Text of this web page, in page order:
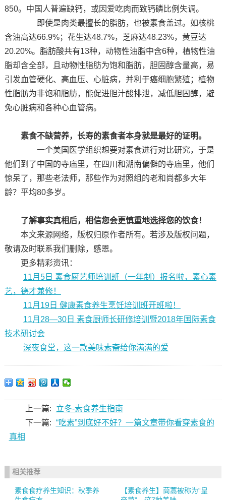
850。中国人普遍缺钙，或因爱吃肉而致钙磷比例失调。
即使是肉类最擅长的脂肪，也被素食盖过。如核桃
含油高达66.9%；花生达48.7%，芝麻达48.23%，黄豆达
20.20%。脂肪酸共有13种，动物性油脂中含6种，植物性油
脂却含全部，且动物性脂肪为饱和脂肪，胆固醇含量高，易
引发血管硬化、高血压、心脏病，并利于癌细胞繁殖；植物
性脂肪为非饱和脂肪，能促进胆汁酸排泄，减低胆固醇，避
免心脏病和各种心血管病。
素食不缺营养，长寿的素食者本身就是最好的证明。
一个美国医学组织想要对素食进行对比研究，于是
他们到了中国的寺庙里，在四川和湖南偏僻的寺庙里，他们
惊呆了，那些老法师，那些作为对照组的老和尚都多大年
龄？平均80多岁。
了解事实真相后，相信您会更慎重地选择您的饮食！
本文来源网络，版权归原作者所有。若涉及版权问题，
敬请及时联系我们删除，感恩。
更多精彩资讯：
11月5日 素食厨艺师培训班（一年制）报名啦，素心素
艺，德才兼修！
11月19日 健康素食养生烹饪培训班开班啦！
11月28—30日 素食厨师长研修培训暨2018年国际素食
技术研讨会
深夜食堂，这一款美味素斋给你满满的爱
上一篇:
立冬-素食养生指南
下一篇: “吃素”到底好不好？一篇文章带你看穿素食的
真相
相关推荐
素食食疗养生知识：秋季养
【素食养生】茼蒿被称为“皇